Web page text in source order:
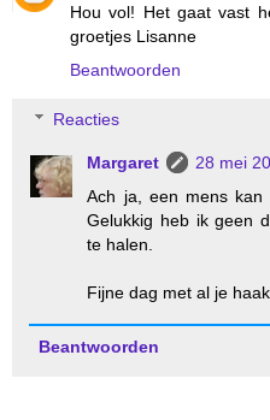
Hou vol! Het gaat vast
groetjes Lisanne
Beantwoorden
Reacties
Margaret
28 mei
Ach ja, een mens kan
Gelukkig heb ik geen
te halen.
Fijne dag met al je
Beantwoorden